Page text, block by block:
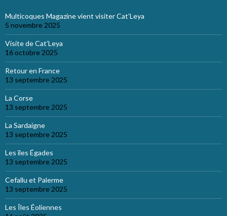
Multicoques Magazine vient visiter Cat’Leya
5 novembre 2025
Visite de Cat’Leya
16 octobre 2025
Retour en France
13 septembre 2025
La Corse
13 septembre 2025
La Sardaigne
13 septembre 2025
Les îles Égades
13 septembre 2025
Cefallu et Palerme
13 septembre 2025
Les Îles Éoliennes